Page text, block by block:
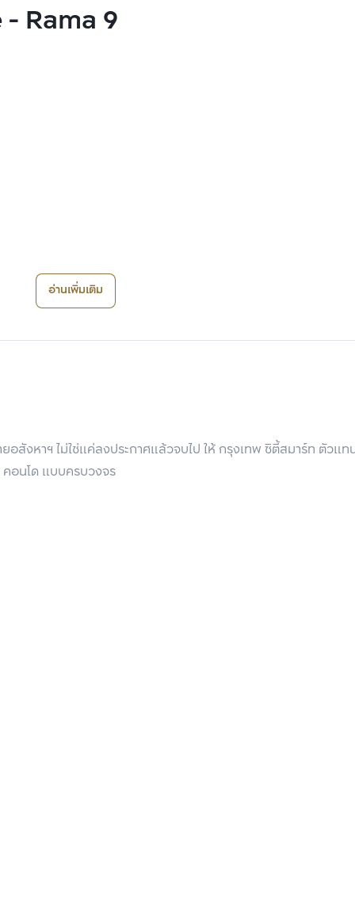
Rama 9
สองอาคาร ตกแต่งอย่างหรูหรา สไตล์ Modern Luminous
อ่านเพิ่มเติม
สังหาฯ ไม่ใช่แค่ลงประกาศแล้วจบไป ให้ กรุงเทพ ซิตี้สมาร์ท ตัวแ
อนโด แบบครบวงจร